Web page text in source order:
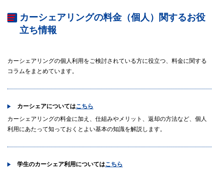
カーシェアリングの料金（個人）関するお役
立ち情報
カーシェアリングの個人利用をご検討されている方に役立つ、料金に関する
コラムをまとめています。
カーシェアについてはこちら
カーシェアリングの料金に加え、仕組みやメリット、返却の方法など、個人
利用にあたって知っておくとよい基本の知識を解説します。
学生のカーシェア利用についてはこちら